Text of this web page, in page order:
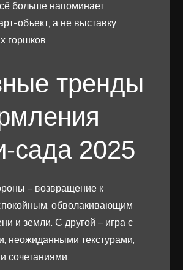
больше напоминает
объект, а не выставку
горшков.
тренды
сада 2025
– возвращение к
обволакивающим
и земли. С другой – игра с
неожиданными текстурами,
сочетаниями.